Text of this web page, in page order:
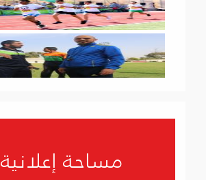
مساحة إعلانية 5